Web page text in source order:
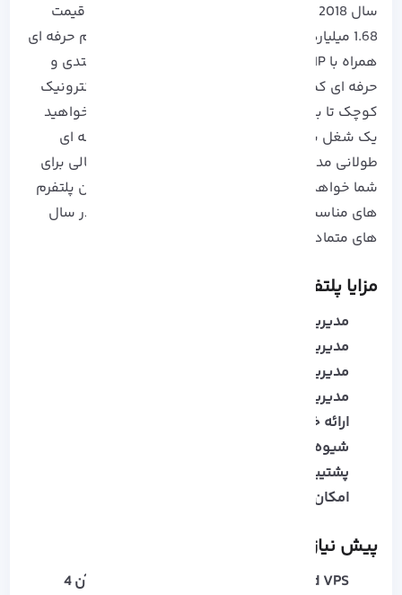
سال 2018 بود که Adobe نرم افزار Magento را به قیمت
1.68 میلیارد دلار خریداری کرد، Magento یک پلتفرم حرفه ای
همراه با PHP داخلی است که به برنامه نویسان مبتدی و
حرفه ای کمک می کند تا وب سایت های تجارت الکترونیک
کوچک تا بزرگ خود را ایجاد کنند. اگر شما نیز می خواهید
یک شغل بر بستر یک سایت تجارت الکترونیک حرفه ای
طولانی مدت ایجاد کنید، Magento یک پیشنهاد عالی برای
شما خواهد بود. زیرا این پلتفرم رایگان و از بهترین پلتفرم
های مناسب برای راه اندازی یک فروشگاه آنلاین در سال
های متمادی می باشد.
مزایا پلتفرم Magento
مدیریت محصولات
مدیریت دسته بندی های مختلف
مدیریت حساب های مشتری
مدیریت موجودی محصولات
ارائه خدمات نوین مشتریان
شیوه پرداخت های مختلف
پشتیبانی بین المللی
امکان ادغام با سرویس گوگل آنالیتیکس
پیش نیاز نصب Magento
Cloud VPS یا
که حداقل رم آن 4